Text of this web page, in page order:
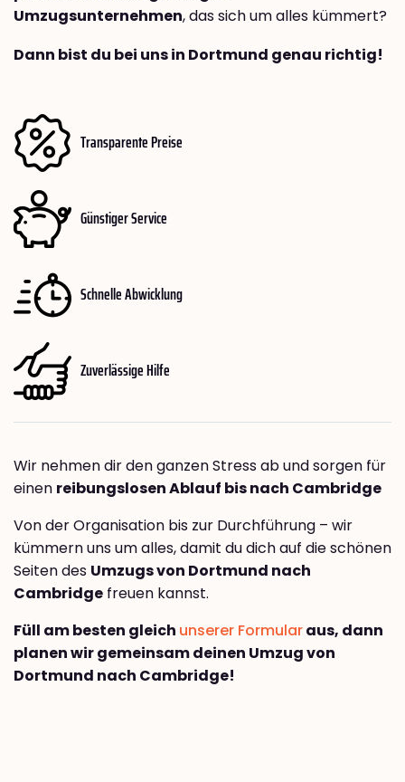
Umzugsunternehmen, das sich um alles kümmert?
Dann bist du bei uns in Dortmund genau richtig!
Transparente Preise
Günstiger Service
Schnelle Abwicklung
Zuverlässige Hilfe
Wir nehmen dir den ganzen Stress ab und sorgen für
einen reibungslosen Ablauf bis nach Cambridge
Von der Organisation bis zur Durchführung – wir
kümmern uns um alles, damit du dich auf die schönen
Seiten des Umzugs von Dortmund nach
Cambridge freuen kannst.
Füll am besten gleich unserer Formularaus, dann
planen wir gemeinsam deinen Umzug von
Dortmund nach Cambridge!